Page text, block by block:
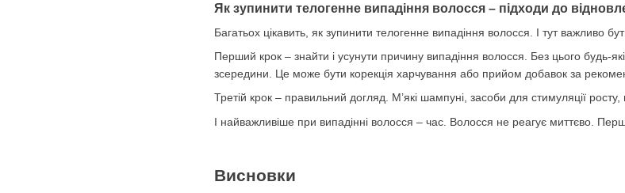
Як зупинити телогенне випадіння волосся – підходи до
Багатьох цікавить, як зупинити телогенне випадіння волосся. І тут
Перший крок – знайти і усунути причину випадіння волосся. Без цього будь-
зсередини. Це може бути корекція харчування або прийом добавок за
Третій крок – правильний догляд. М’які шампуні, засоби для стимуляції
І найважливіше при випадінні волосся – час. Волосся не реагує миттєво.
Висновки